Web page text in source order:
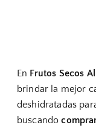
En Frutos Secos
brindar la mejor
deshidratadas
buscando